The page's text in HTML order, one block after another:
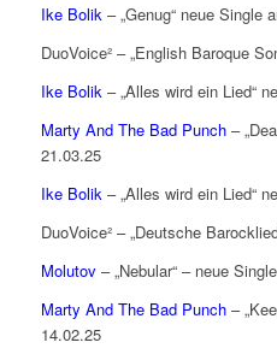
Ike Bolik– „Genug“ neue Single
DuoVoice² – „English Baroque
Ike Bolik– „Alles wird ein Lied“
Marty And The Bad Punch–
21.03.25
Ike Bolik– „Alles wird ein Lied“
DuoVoice² – „Deutsche
Molutov – „Nebular“ – neue
Marty And The Bad Punch–
14.02.25